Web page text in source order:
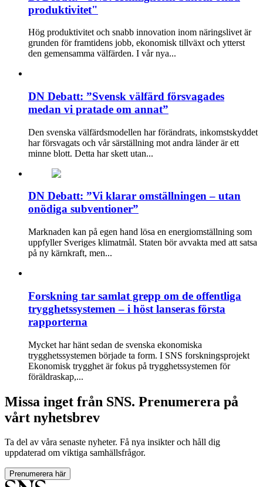
produktivitet"
Hög produktivitet och snabb innovation inom näringslivet är
grunden för framtidens jobb, ekonomisk tillväxt och ytterst
den gemensamma välfärden. I vår nya...
DN Debatt: ”Svensk välfärd försvagades
medan vi pratade om annat”
Den svenska välfärdsmodellen har förändrats, inkomstskyddet
har försvagats och vår särställning mot andra länder är ett
minne blott. Detta har skett utan...
DN Debatt: ”Vi klarar omställningen – utan
onödiga subventioner”
Marknaden kan på egen hand lösa en energiomställning som
upp­fyller Sveriges klimatmål. Staten bör avvakta med att satsa
på ny kärnkraft, men...
Forskning tar samlat grepp om de offentliga
trygghetssystemen – i höst lanseras första
rapporterna
Mycket har hänt sedan de svenska ekonomiska
trygghetssystemen började ta form. I SNS forskningsprojekt
Ekonomisk trygghet är fokus på trygghetssystemen för
föräldraskap,...
Missa inget från SNS. Prenumerera på
vårt nyhetsbrev
Ta del av våra senaste nyheter. Få nya insikter och håll dig
uppdaterad om viktiga samhällsfrågor.
Prenumerera här